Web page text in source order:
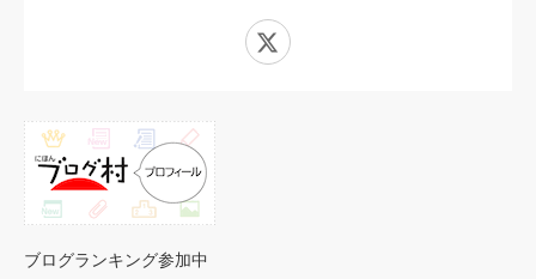
ブログランキング参加中